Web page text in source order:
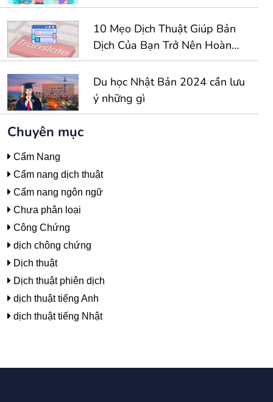
cụ dịch tự động
10 Mẹo Dịch Thuật Giúp Bản
Dịch Của Bạn Trở Nên Hoàn
Hảo Hơn
Du học Nhật Bản 2024 cần lưu
ý những gì
Chuyên mục
Cẩm Nang
Cẩm nang dịch thuật
Cẩm nang ngôn ngữ
Chưa phân loại
Công Chứng
dịch chông chứng
Dịch thuật
Dịch thuật phiên dịch
dịch thuật tiếng Anh
dịch thuật tiếng Nhật